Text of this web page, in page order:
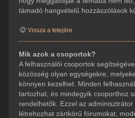
támadó hangvételű hozzászólások
Vissza a tetejére
Mik azok a csoportok?
A felhasználói csoportok
közösség olyan egységekre,
könnyen kezelhet. Minden
tartozhat, és mindegyik csoporthoz
rendelhetők. Ezzel az adminisztrátor
létrehozhat zártkörű fórumokat,